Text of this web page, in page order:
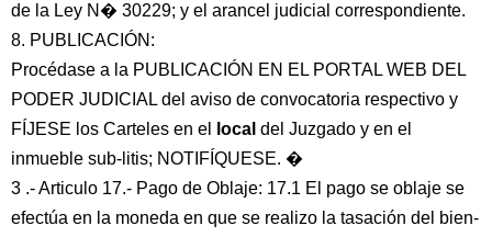
de la Ley N� 30229; y el arancel judicial correspondiente.
8. PUBLICACIÓN:
Procédase a la PUBLICACIÓN EN EL PORTAL WEB DEL
PODER JUDICIAL del aviso de convocatoria respectivo y
FÍJESE los Carteles en el
local del Juzgado y en el
inmueble sub-litis; NOTIFÍQUESE. �
3 .- Articulo 17.- Pago de Oblaje: 17.1 El pago se oblaje se
efectúa en la moneda en que se realizo la tasación del bien-